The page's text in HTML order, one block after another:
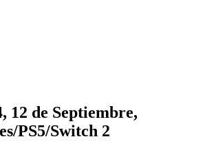
12 de Septiembre,
PS5/Switch 2